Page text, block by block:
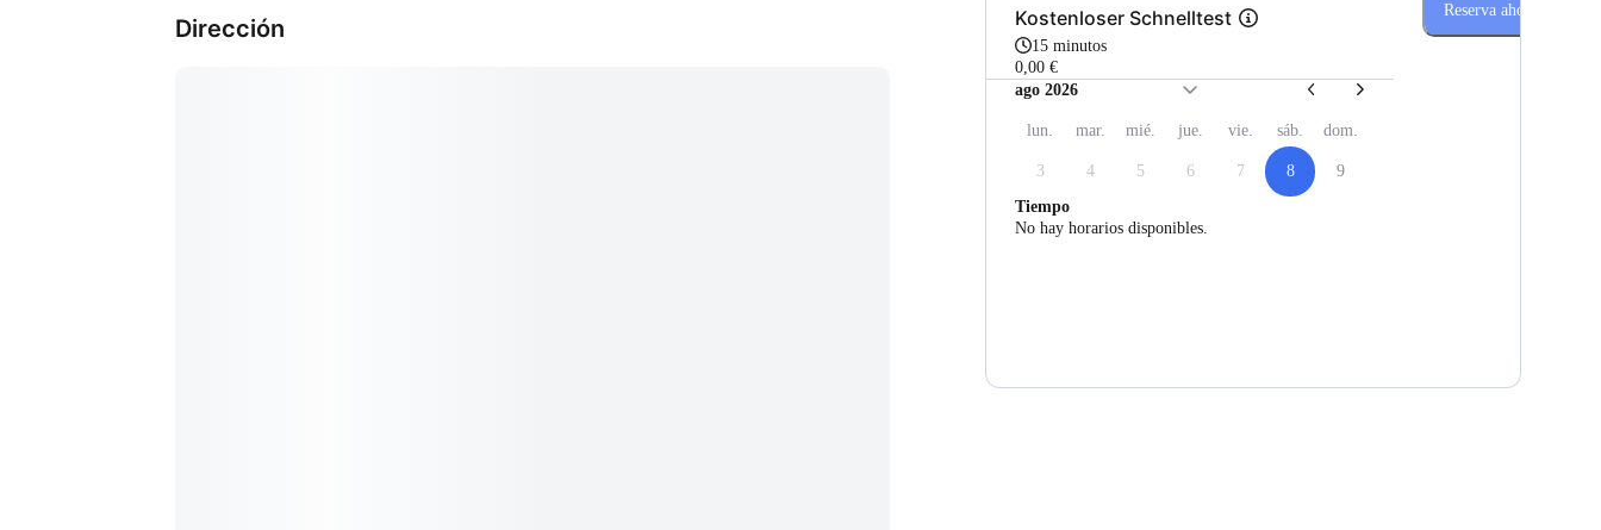
Dirección Kostenloser Schnelltest
15 minutos
0,00 €
ago 2026
lun. mar. mié. jue. vie. sáb. dom.
3 4 5 6 7 8
9
Tiempo
No hay horarios disponibles.
Reserva ahora